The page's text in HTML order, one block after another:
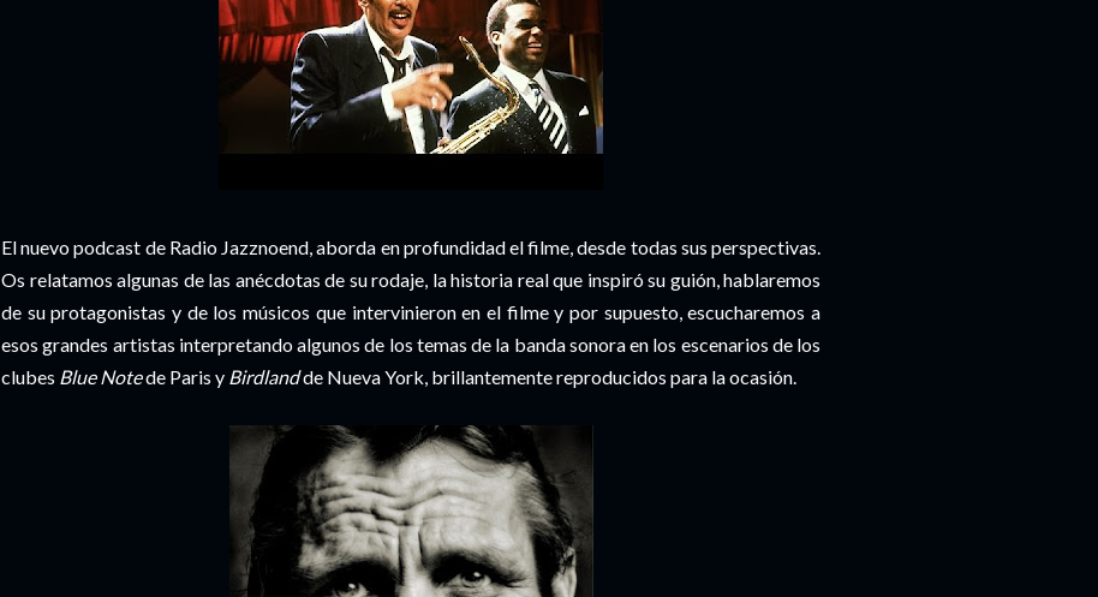
El nuevo podcast de Radio Jazznoend, aborda en profundidad el filme, desde todas sus perspectivas.
Os relatamos algunas de las anécdotas de su rodaje, la historia real que inspiró su guión, hablaremos
de su protagonistas y de los músicos que intervinieron en el filme y por supuesto, escucharemos a
esos grandes artistas interpretando algunos de los temas de la banda sonora en los escenarios de los
clubes Blue Notede Paris y Birdlandde Nueva York, brillantemente reproducidos para la ocasión.